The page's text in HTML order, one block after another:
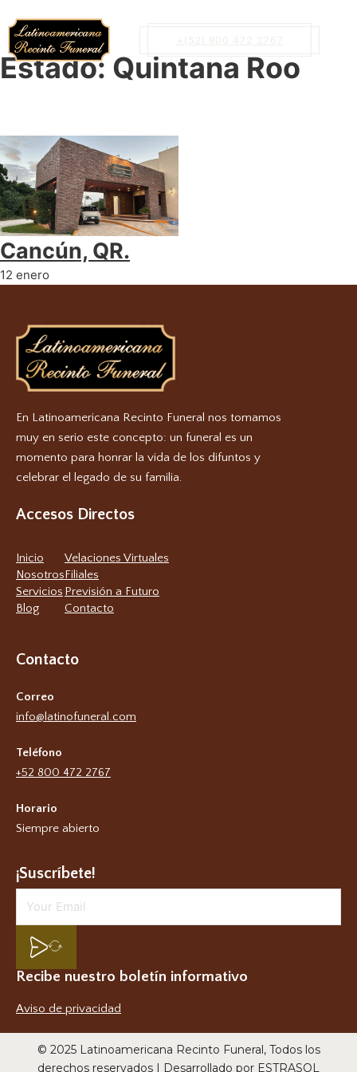
Estado: Quintana Roo
Cancún, QR.
12 enero
En Latinoamericana Recinto Funeral nos tomamos
muy en serio este concepto: un funeral es un
momento para honrar la vida de los difuntos y
celebrar el legado de su familia.
Accesos Directos
Inicio
Nosotros
Servicios
Blog
Velaciones Virtuales
Filiales
Previsión a Futuro
Contacto
Contacto
Correo
info@latinofuneral.com
Teléfono
+52 800 472 2767
Horario
Siempre abierto
¡Suscríbete!
Recibe nuestro boletín informativo
Aviso de privacidad
© 2025 Latinoamericana Recinto Funeral, Todos los
derechos reservados | Desarrollado por ESTRASOL